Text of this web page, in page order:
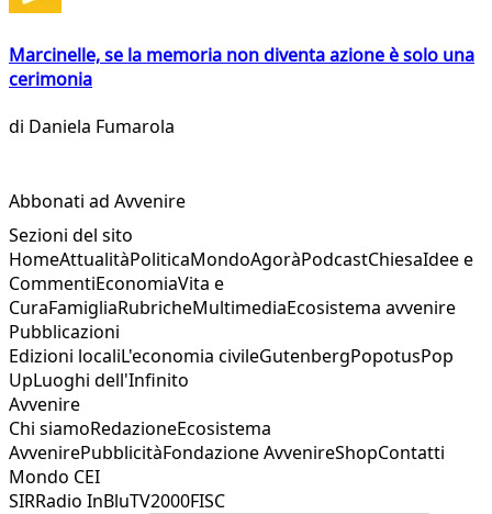
Marcinelle, se la memoria non diventa azione è solo una
cerimonia
di Daniela Fumarola
Abbonati ad Avvenire
Sezioni del sito
HomeAttualitàPoliticaMondoAgoràPodcastChiesaIdee e
CommentiEconomiaVita e
CuraFamigliaRubricheMultimediaEcosistema avvenire
Pubblicazioni
Edizioni localiL'economia civileGutenbergPopotusPop
UpLuoghi dell'Infinito
Avvenire
Chi siamoRedazioneEcosistema
AvvenirePubblicitàFondazione AvvenireShopContatti
Mondo CEI
SIRRadio InBluTV2000FISC